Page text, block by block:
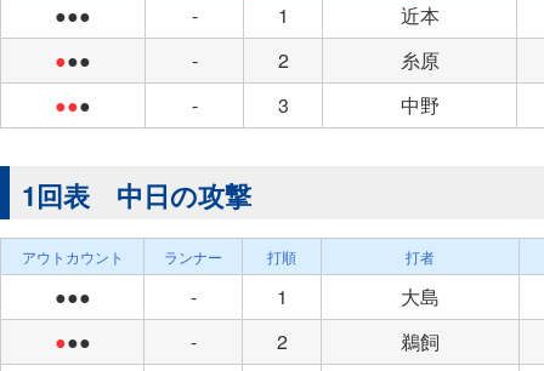
●●● - 1
近本
●●● - 2
糸原
●●● - 3 中野
1回表 中日の攻撃
アウトカウント ランナー 打順 打者
●●● - 1
大島
●●● - 2
鵜飼